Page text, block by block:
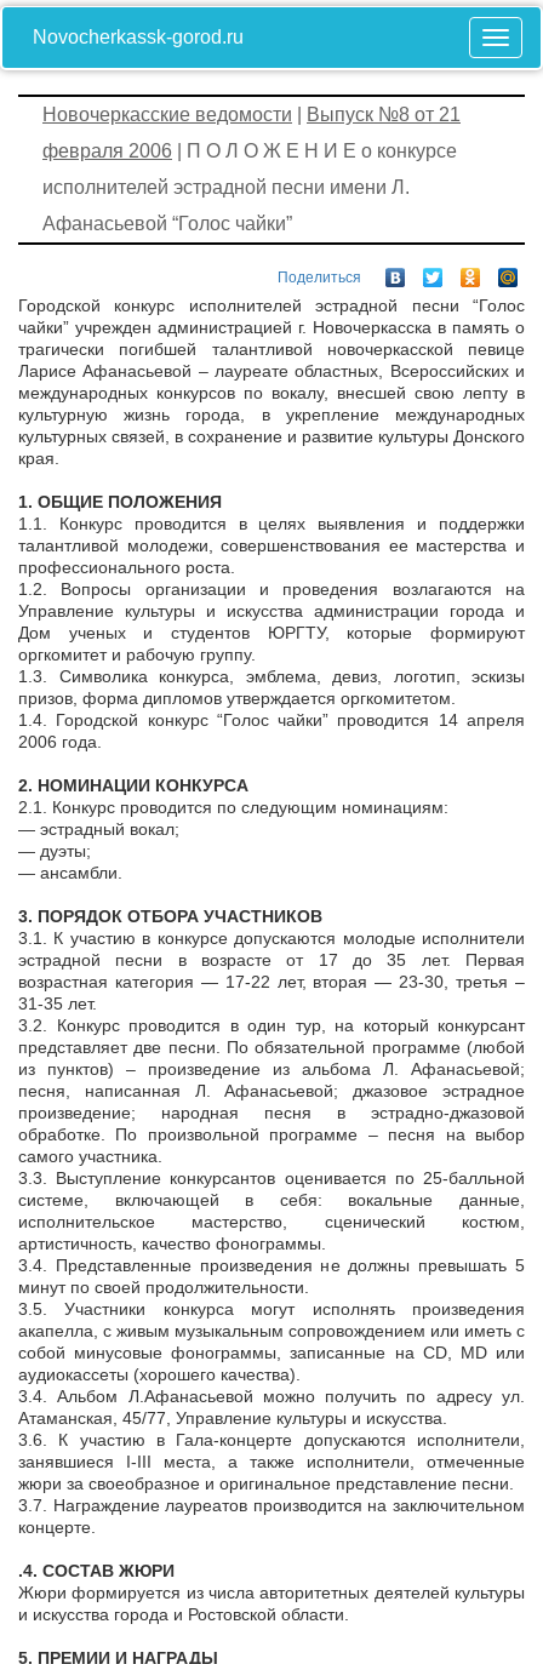
Novocherkassk-gorod.ru
Новочеркасские ведомости
Выпуск №8 от 21
февраля 2006 | П О Л О Ж Е Н И Е о конкурсе
исполнителей эстрадной песни имени Л.
Афанасьевой “Голос чайки”
Поделиться
Городской конкурс исполнителей эстрадной песни “Голос
чайки” учрежден администрацией г. Новочеркасска в память о
трагически погибшей талантливой новочеркасской певице
Ларисе Афанасьевой – лауреате областных, Всероссийских и
международных конкурсов по вокалу, внесшей свою лепту в
культурную жизнь города, в укрепление международных
культурных связей, в сохранение и развитие культуры Донского
края.
1. ОБЩИЕ ПОЛОЖЕНИЯ
1.1. Конкурс проводится в целях выявления и поддержки
талантливой молодежи, совершенствования ее мастерства и
профессионального роста.
1.2. Вопросы организации и проведения возлагаются на
Управление культуры и искусства администрации города и
Дом ученых и студентов ЮРГТУ, которые формируют
оргкомитет и рабочую группу.
1.3. Символика конкурса, эмблема, девиз, логотип, эскизы
призов, форма дипломов утверждается оргкомитетом.
1.4. Городской конкурс “Голос чайки” проводится 14 апреля
2006 года.
2. НОМИНАЦИИ КОНКУРСА
2.1. Конкурс проводится по следующим номинациям:
— эстрадный вокал;
— дуэты;
— ансамбли.
3. ПОРЯДОК ОТБОРА УЧАСТНИКОВ
3.1. К участию в конкурсе допускаются молодые исполнители
эстрадной песни в возрасте от 17 до 35 лет. Первая
возрастная категория — 17-22 лет, вторая — 23-30, третья –
31-35 лет.
3.2. Конкурс проводится в один тур, на который конкурсант
представляет две песни. По обязательной программе (любой
из пунктов) – произведение из альбома Л. Афанасьевой;
песня, написанная Л. Афанасьевой; джазовое эстрадное
произведение; народная песня в эстрадно-джазовой
обработке. По произвольной программе – песня на выбор
самого участника.
3.3. Выступление конкурсантов оценивается по 25-балльной
системе, включающей в себя: вокальные данные,
исполнительское мастерство, сценический костюм,
артистичность, качество фонограммы.
3.4. Представленные произведения не должны превышать 5
минут по своей продолжительности.
3.5. Участники конкурса могут исполнять произведения
акапелла, с живым музыкальным сопровождением или иметь с
собой минусовые фонограммы, записанные на СD, MD или
аудиокассеты (хорошего качества).
3.4. Альбом Л.Афанасьевой можно получить по адресу ул.
Атаманская, 45/77, Управление культуры и искусства.
3.6. К участию в Гала-концерте допускаются исполнители,
занявшиеся I-III места, а также исполнители, отмеченные
жюри за своеобразное и оригинальное представление песни.
3.7. Награждение лауреатов производится на заключительном
концерте.
.4. СОСТАВ ЖЮРИ
Жюри формируется из числа авторитетных деятелей культуры
и искусства города и Ростовской области.
5. ПРЕМИИ И НАГРАДЫ